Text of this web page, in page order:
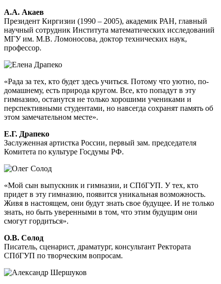
А.А. Акаев
Президент Киргизии (1990 – 2005), академик РАН, главный
научный сотрудник Института математических исследований
МГУ им. М.В. Ломоносова, доктор технических наук,
профессор.
«Рада за тех, кто будет здесь учиться. Потому что уютно, по-
домашнему, есть природа кругом. Все, кто попадут в эту
гимназию, останутся не только хорошими учениками и
перспективными студентами, но навсегда сохранят память об
этом замечательном месте».
Е.Г. Драпеко
Заслуженная артистка России, первый зам. председателя
Комитета по культуре Госдумы РФ.
«Мой сын выпускник и гимназии, и СПбГУП. У тех, кто
придет в эту гимназию, появится уникальная возможность.
Живя в настоящем, они будут знать свое будущее. И не только
знать, но быть уверенными в том, что этим будущим они
смогут гордиться».
О.В. Солод
Писатель, сценарист, драматург, консультант Ректората
СПбГУП по творческим вопросам.